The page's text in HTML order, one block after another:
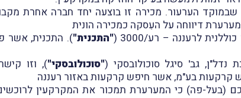
שבמוקד הערעור. מכירה זו בוצעה יחד חברה אחרת
דיווחה על העִסקה כמכירה הונית
"התכנית"
גב' סיגל סוכולובסקי ("סוכולובסקי"), וזו
קרקעות בע"מ, אשר חיפש קרקעות באזור רעננה
(בעל-פה) כי המערערת תמכור את המקרקעין